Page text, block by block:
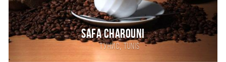
Safa Charouni
Тунис,Tunis